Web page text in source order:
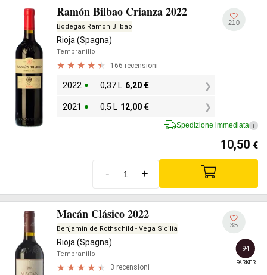
Ramón Bilbao Crianza 2022
Bodegas Ramón Bilbao
Rioja (Spagna)
Tempranillo
166 recensioni
2022 0,37 L 6,20 €
2021 0,5 L 12,00 €
210
Spedizione immediata i
10,50 €
- +
Macán Clásico 2022
Benjamin de Rothschild - Vega Sicilia
Rioja (Spagna)
Tempranillo
3 recensioni
35
94
PARKER